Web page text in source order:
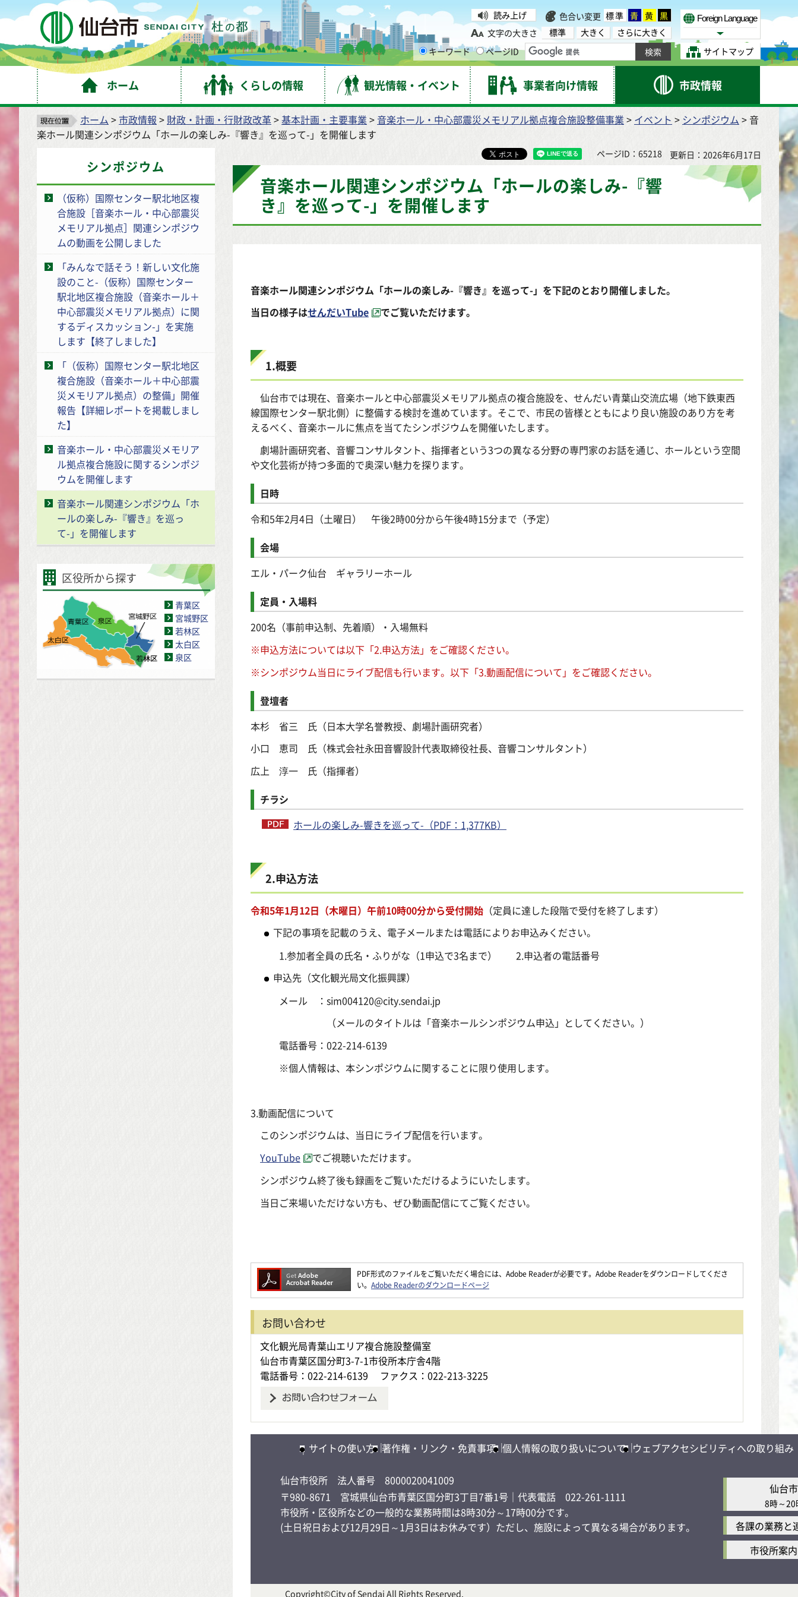
仙台市 読み上げ 色合い変更 標準 青 黄 黒
文字の大きさ
標準 大きく
さらに大きく
キーワード
ページID
Foreign Language
Select Language
サイトマップ
ホーム くらしの情報 観光情報・イベント 事業者向け情報 市政情報
ホーム >市政情報 > 財政・計画・行財政改革>基本計画・主要事業 > 音楽ホール・中心部震災メモリアル拠点複合施設整備事業 > イベント > シンポジウム > 音
楽ホール関連シンポジウム「ホールの楽しみ-『響き』を巡って-」を開催します
シンポジウム
（仮称）国際センター駅北地区複
合施設［音楽ホール・中心部震災
メモリアル拠点］関連シンポジウ
ムの動画を公開しました
「みんなで話そう！新しい文化施
設のこと-（仮称）国際センター
駅北地区複合施設（音楽ホール＋
中心部震災メモリアル拠点）に関
するディスカッション-」を実施
します【終了しました】
「（仮称）国際センター駅北地区
複合施設（音楽ホール＋中心部震
災メモリアル拠点）の整備」開催
報告【詳細レポートを掲載しまし
た】
音楽ホール・中心部震災メモリア
ル拠点複合施設に関するシンポジ
ウムを開催します
音楽ホール関連シンポジウム「ホ
ールの楽しみ-『響き』を巡っ
て-」を開催します
区役所から探す
青葉区
宮城野区
若林区
太白区
泉区
ページID：65218 更新日：2026年6月17日
音楽ホール関連シンポジウム「ホールの楽しみ-『響
き』を巡って-」を開催します
音楽ホール関連シンポジウム「ホールの楽しみ-『響き』を巡って-」を下記のとおり開催しました。
当日の様子はせんだいTube でご覧いただけます。
1.概要
仙台市では現在、音楽ホールと中心部震災メモリアル拠点の複合施設を、せんだい青葉山交流広場（地下鉄東西
線国際センター駅北側）に整備する検討を進めています。そこで、市民の皆様とともにより良い施設のあり方を考
えるべく、音楽ホールに焦点を当てたシンポジウムを開催いたします。
劇場計画研究者、音響コンサルタント、指揮者という3つの異なる分野の専門家のお話を通じ、ホールという空間
や文化芸術が持つ多面的で奥深い魅力を探ります。
日時
令和5年2月4日（土曜日） 午後2時00分から午後4時15分まで（予定）
会場
エル・パーク仙台 ギャラリーホール
定員・入場料
200名（事前申込制、先着順）・入場無料
※申込方法については以下「2.申込方法」をご確認ください。
※シンポジウム当日にライブ配信も行います。以下「3.動画配信について」をご確認ください。
登壇者
本杉 省三 氏（日本大学名誉教授、劇場計画研究者）
小口 恵司 氏（株式会社永田音響設計代表取締役社長、音響コンサルタント）
広上 淳一 氏（指揮者）
チラシ
ホールの楽しみ-響きを巡って-（PDF：1,377KB）
2.申込方法
令和5年1月12日（木曜日）午前10時00分から受付開始 （定員に達した段階で受付を終了します）
下記の事項を記載のうえ、 電子メールまたは電話によりお申込みください。
1.参加者全員の氏名・ふりがな（1申込で3名まで） 2.申込者の電話番号
申込先（文化観光局文化振興課）
メール ：sim004120@city.sendai.jp
（メールのタイトルは「音楽ホールシンポジウム申込」としてください。）
電話番号：022-214-6139
※個人情報は、本シンポジウムに関することに限り使用します。
3.動画配信について
このシンポジウムは、当日にライブ配信を行います。
YouTube
でご視聴いただけます。
シンポジウム終了後も録画をご覧いただけるようにいたします。
当日ご来場いただけない方も、ぜひ動画配信にてご覧ください。
PDF形式のファイルをご覧いただく場合には、Adobe Readerが必要です。Adobe Readerをダウンロードしてくださ
い。 Adobe Readerのダウンロードページ
お問い合わせ
文化観光局青葉山エリア複合施設整備室
仙台市青葉区国分町3-7-1市役所本庁舎4階
電話番号：022-214-6139
ファクス：022-213-3225
サイトの使い方 著作権・リンク・免責事項 個人情報の取り扱いについて ウェブアクセシビリティへの取り組み
仙台市役所 法人番号 8000020041009
〒980-8671 宮城県仙台市青葉区国分町3丁目7番1号 ｜代表電話 022-261-1111
市役所・区役所などの一般的な業務時間は8時30分～17時00分です。
(土日祝日および12月29日～1月3日はお休みです）ただし、施設によって異なる場合があります。
仙台
8時～20
各課の業務と
市役所案
Copyright©City of Sendai All Rights Reserved.